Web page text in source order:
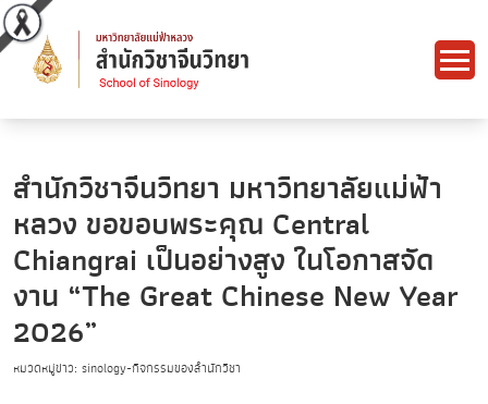
สำนักวิชาจีนวิทยา มหาวิทยาลัยแม่ฟ้า
หลวง ขอขอบพระคุณ Central
Chiangrai เป็นอย่างสูง ในโอกาสจัด
งาน “The Great Chinese New Year
2026”
หมวดหมู่ข่าว: sinology-กิจกรรมของสำนักวิชา